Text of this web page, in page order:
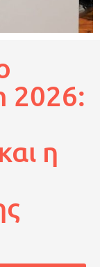
2026:
η